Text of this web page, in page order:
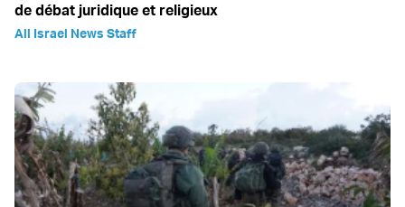
de débat juridique et religieux
All Israel News Staff